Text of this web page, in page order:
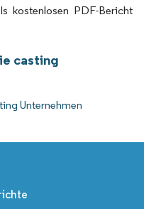
kostenlosen PDF-Bericht
casting
Unternehmen